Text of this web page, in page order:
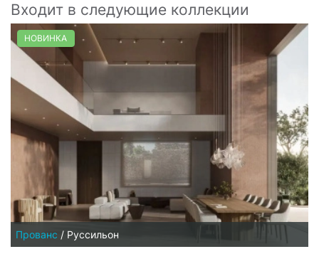
Входит в следующие коллекции
НОВИНКА
Прованс / Руссильон